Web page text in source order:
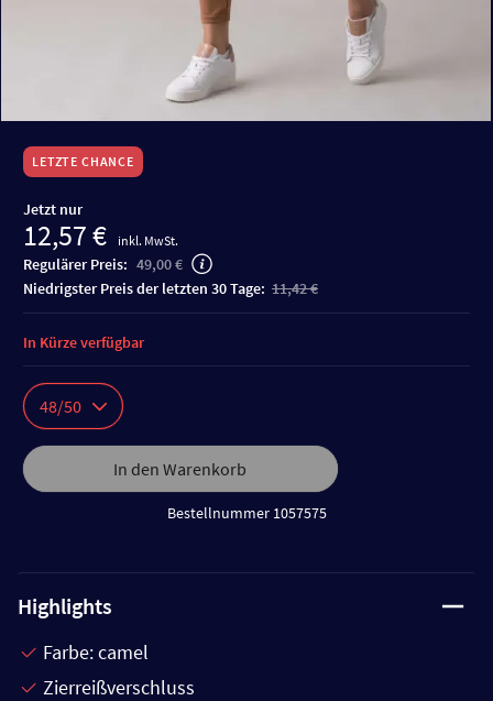
LETZTE CHANCE
Jetzt nur
12,57 € inkl. MwSt.
Regulärer Preis: 49,00 €
niedrigster Preis der letzten 30 Tage: 11,42 €
48/50
In den Warenkorb
Bestellnummer 1057575
In Kürze verfügbar
Highlights
Farbe: camel
Zierreißverschluss